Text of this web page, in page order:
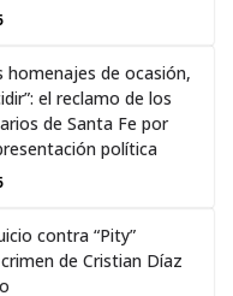
homenajes de ocasión,
el reclamo de los
de Santa Fe por
política
contra “Pity”
de Cristian Díaz